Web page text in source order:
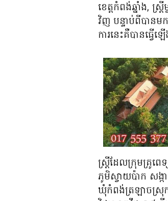
ខេត្តកំពង់ឆ្នាំង, ស្
វិញ បន្ទាប់ពីបាន
ការនេះគឺបានធ្វ
ស្រ្តីដែលក្រុមគ្រូព
ភូមិស្វាយប៉ាក សង្
ឃុំកំពង់ត្រឡាចស្រុ